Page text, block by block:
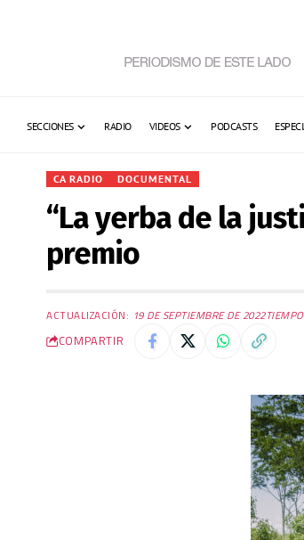
SECCIONES RADIO VIDEOS PODCASTS
CA RADIO DOCUMENTAL
“La yerba de la
premio
ACTUALIZACIÓN: 19 DE SEPTIEMBRE DE 2022
COMPARTIR